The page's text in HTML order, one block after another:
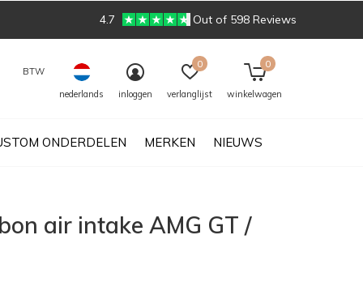
ONDERDELEN MERKEN NIEUWS
BTW
nederlands
inloggen verlanglijst
0
winkelwagen
0
4.7 Out of 598 Reviews
air intake AMG GT /